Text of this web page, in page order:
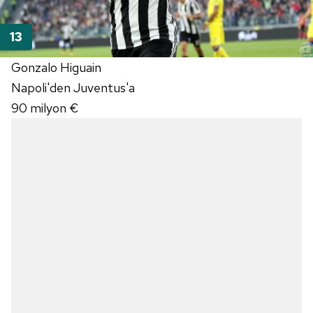
Gonzalo Higuain
Napoli'den Juventus'a
90 milyon €